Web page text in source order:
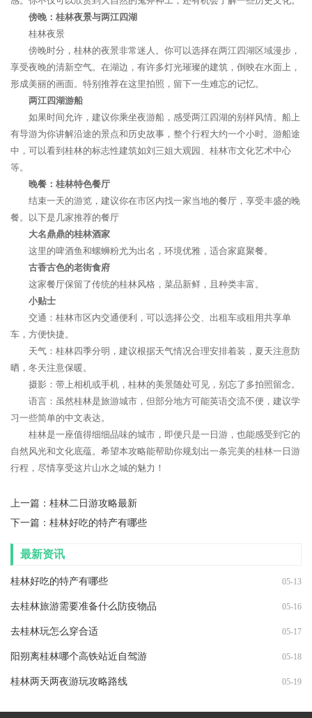
傍晚：桂林夜景与两江四湖
桂林夜景
傍晚时分，桂林的夜景非常迷人。你可以选择在两江四湖区域漫步，
享受夜晚的清新空气。在湖边，有许多灯光璀璨的建筑，倒映在水面上，
形成美丽的画面。特别推荐在这里拍照，留下一生难忘的记忆。
两江四湖游船
如果时间允许，建议你乘坐夜游船，感受两江四湖的别样风情。船上
有导游为你讲解沿途的景点和历史故事，整个行程大约一个小时。游船途
中，可以看到桂林的标志性建筑如刘三姐大观园、桂林市文化艺术中心
等。
晚餐：桂林特色餐厅
结束一天的游览，建议你在市区内找一家当地的餐厅，享受丰盛的晚
餐。以下是几家推荐的餐厅
大名鼎鼎的桂林酒家
这里的啤酒鱼和螺蛳粉尤为出名，环境优雅，适合家庭聚餐。
古香古色的老街食府
这家餐厅保留了传统的桂林风格，菜品新鲜，且种类丰富。
小贴士
交通：桂林市区内交通便利，可以选择公交、出租车或租用共享单
车，方便快捷。
天气：桂林四季分明，建议根据天气情况合理安排着装，夏天注意防
晒，冬天注意保暖。
摄影：带上相机或手机，桂林的美景随处可见，别忘了多拍照留念。
语言：虽然桂林是旅游城市，但部分地方可能英语交流不便，建议学
习一些简单的中文表达。
桂林是一座值得细细品味的城市，即便只是一日游，也能感受到它的
自然风光和文化底蕴。希望本攻略能帮助你规划出一条完美的桂林一日游
行程，尽情享受这片山水之城的魅力！
上一篇： 桂林二日游攻略最新
下一篇： 桂林好吃的特产有哪些
最新资讯
桂林好吃的特产有哪些 05-13
去桂林旅游需要准备什么防疫物品 05-16
去桂林玩怎么穿合适 05-17
阳朔离桂林哪个高铁站近自驾游 05-18
桂林两天两夜游玩攻略路线 05-19